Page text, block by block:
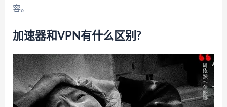
容。
加速器和VPN有什么区别?